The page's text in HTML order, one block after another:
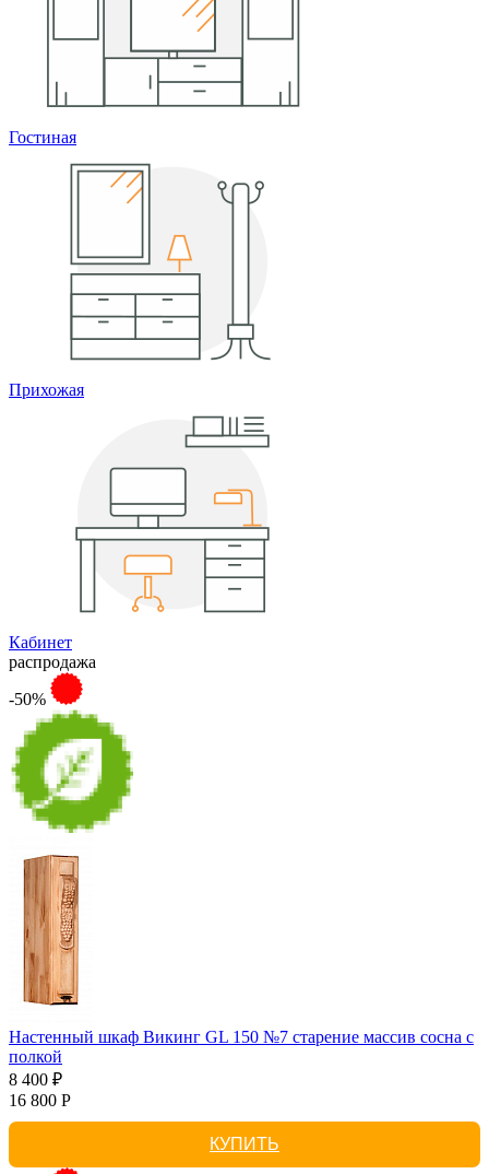
Гостиная
Прихожая
Кабинет
распродажа
-50%
Настенный шкаф Викинг GL 150 №7 старение массив сосна с
полкой
8 400 ₽
16 800 Р
КУПИТЬ